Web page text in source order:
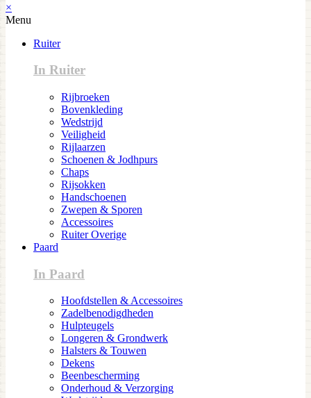
×
Menu
Ruiter
In Ruiter
Rijbroeken
Bovenkleding
Wedstrijd
Veiligheid
Rijlaarzen
Schoenen & Jodhpurs
Chaps
Rijsokken
Handschoenen
Zwepen & Sporen
Accessoires
Ruiter Overige
Paard
In Paard
Hoofdstellen & Accessoires
Zadelbenodigdheden
Hulpteugels
Longeren & Grondwerk
Halsters & Touwen
Dekens
Beenbescherming
Onderhoud & Verzorging